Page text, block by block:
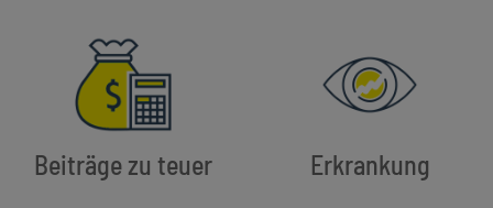
Beiträge zu teuer Erkrankung